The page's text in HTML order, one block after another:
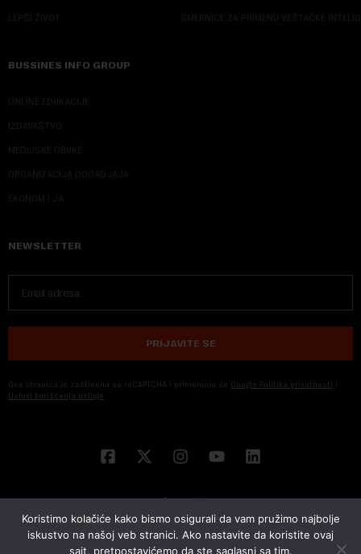
LEPŠI ŽIVOT SMERNICE ZA PRIMENU VEŠTAČKE
BUSSINES INFO GROUP
ONLINE EDUKACIJE
IZDAVAŠTVO
MEDIJSKE OBUKE
ORGANIZACIJA DOGADJAJA
EKONOM I JA
NEWSLETTER
PRIJAVITE SE
Ova stranica je zaštićena sa reCAPTCHA i primenjuju se Google Politika privatnosti i
Uslovi korišćenja usluge
Koristimo kolačiće kako bismo osigurali da vam pružimo najbolje
iskustvo na našoj veb stranici. Ako nastavite da koristite ovaj
sajt, pretpostavićemo da ste saglasni sa tim.